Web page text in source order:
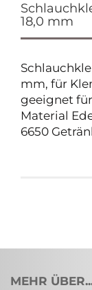
18,0 mm
mm, für
geeignet für
Material
6650
MEHR